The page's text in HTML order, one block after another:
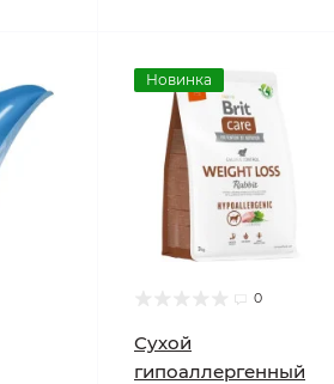
Новинка
0
Сухой
гипоаллергенный